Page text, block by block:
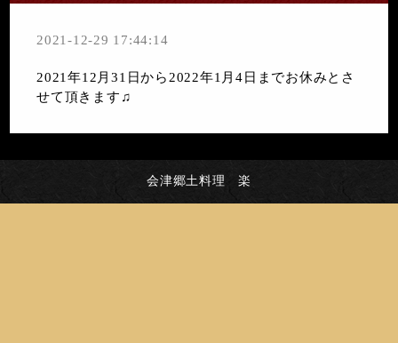
2021-12-29 17:44:14
2021年12月31日から2022年1月4日までお休みとさ
せて頂きます♫
会津郷土料理 楽